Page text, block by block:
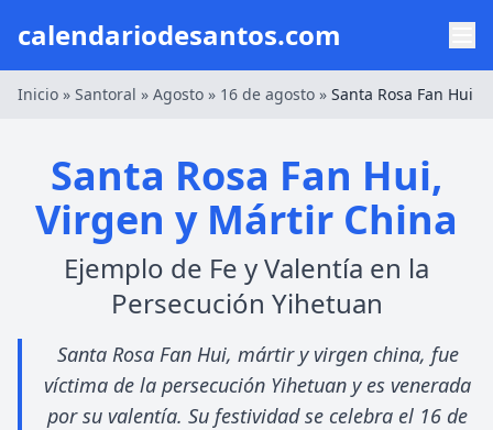
calendariodesantos.com
Inicio » Santoral » Agosto » 16 de agosto » Santa Rosa Fan Hui
Santa Rosa Fan Hui,
Virgen y Mártir China
Ejemplo de Fe y Valentía en la
Persecución Yihetuan
Santa Rosa Fan Hui, mártir y virgen china, fue
víctima de la persecución Yihetuan y es venerada
por su valentía. Su festividad se celebra el 16 de